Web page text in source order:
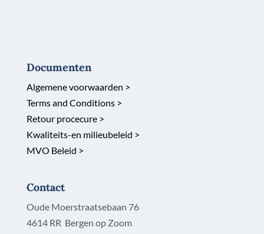
Documenten
Algemene voorwaarden >
Terms and Conditions >
Retour procecure >
Kwaliteits-en milieubeleid >
MVO Beleid >
Contact
Oude Moerstraatsebaan 76
4614 RR Bergen op Zoom